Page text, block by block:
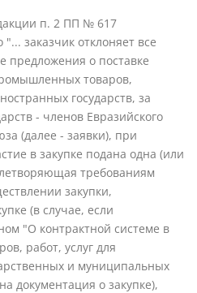
п. 2 ПП № 617
заказчик отклоняет все
предложения о поставке
товаров,
государств, за
- членов Евразийского
(далее - заявки), при
в закупке подана одна (или
требованиям
закупки,
(в случае, если
"О контрактной системе в
работ, услуг для
и муниципальных
документация о закупке),